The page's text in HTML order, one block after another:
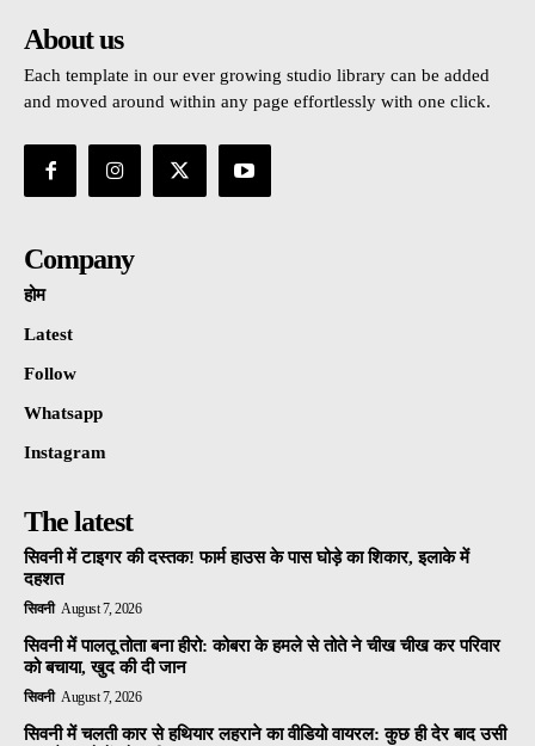
About us
Each template in our ever growing studio library can be added
and moved around within any page effortlessly with one click.
Company
होम
Latest
Follow
Whatsapp
Instagram
The latest
सिवनी में टाइगर की दस्तक! फार्म हाउस के पास घोड़े का शिकार, इलाके में
दहशत
सिवनी August 7, 2026
सिवनी में पालतू तोता बना हीरो: कोबरा के हमले से तोते ने चीख चीख कर परिवार
को बचाया, खुद की दी जान
सिवनी August 7, 2026
सिवनी में चलती कार से हथियार लहराने का वीडियो वायरल: कुछ ही देर बाद उसी